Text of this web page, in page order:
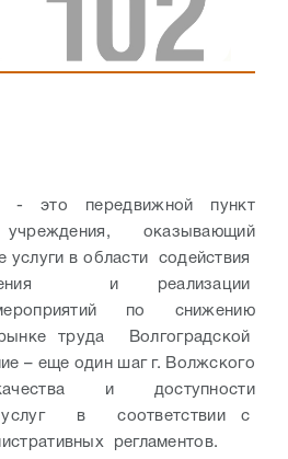
- это передвижной пункт
учреждения, оказывающий
услуги в области содействия
и реализации
по снижению
труда Волгоградской
– еще один шаг г. Волжского
и доступности
услуг в соответствии с
регламентов.